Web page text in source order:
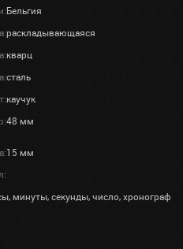
Бельгия
раскладывающаяся
кварц
сталь
каучук
48 мм
15 мм
минуты, секунды, число, хронограф